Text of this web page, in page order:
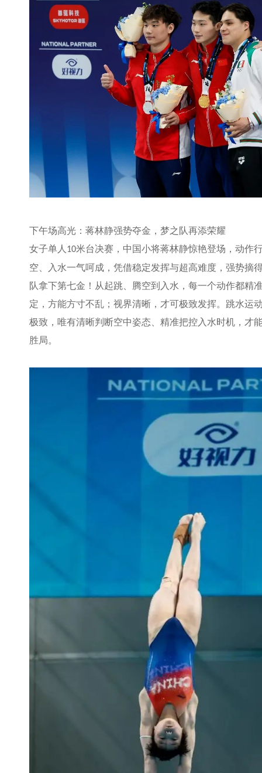
下午场高光：蒋林静强势夺金，梦之队再添荣耀
女子单人 10米台决赛，中国小将蒋林静惊艳登场，动作
空、入水一气呵成，凭借稳定发挥与超高难度，强势摘
队拿下第七金！从起跳、腾空到入水，每一个动作都精
定，方能方寸不乱；视界清晰，才可极致发挥。跳水运
极致，唯有清晰判断空中姿态、精准把控入水时机，才
胜局。